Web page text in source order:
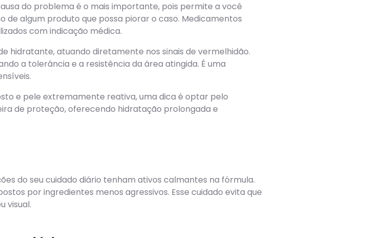
do problema é o mais importante, pois permite a você
algum produto que possa piorar o caso. Medicamentos
com indicação médica.
hidratante, atuando diretamente nos sinais de vermelhidão.
a tolerância e a resistência da área atingida. É uma
e pele extremamente reativa, uma dica é optar pelo
de proteção, oferecendo hidratação prolongada e
do seu cuidado diário tenham ativos calmantes na fórmula.
por ingredientes menos agressivos. Esse cuidado evita que
visual.